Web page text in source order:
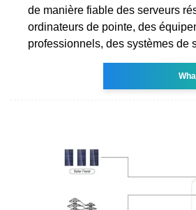
de manière fiable des serveurs
ordinateurs de pointe, des
professionnels, des systèmes de